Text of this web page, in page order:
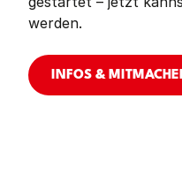
werden.
INFOS &